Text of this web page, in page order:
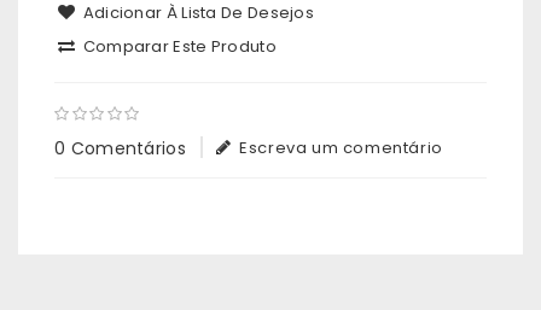
Adicionar À Lista De Desejos
Comparar Este Produto
0 Comentários Escreva um comentário